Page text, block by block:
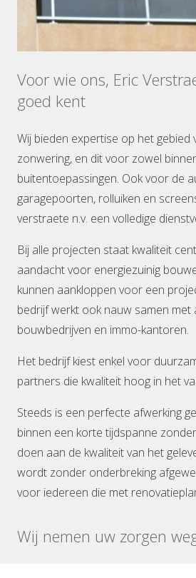
Voor wie ons, Eric
goed kent
Wij bieden expertise op het gebied
zonwering, en dit voor zowel
buitentoepassingen. Ook voor de
garagepoorten, rolluiken en
verstraete n.v. een volledige
Bij alle projecten staat kwaliteit
aandacht voor energiezuinig
kunnen aankloppen voor een
bedrijf werkt ook nauw samen met
bouwbedrijven en immo-kantoren.
Het bedrijf kiest enkel voor
partners die kwaliteit hoog in het
Steeds is een perfecte afwerking
binnen een korte tijdspanne
doen aan de kwaliteit van het
wordt zonder onderbreking
voor iedereen die met
Wij nemen uw zorgen